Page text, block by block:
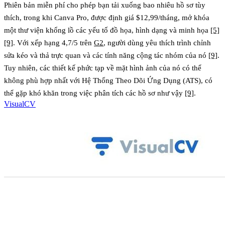
Phiên bản miễn phí cho phép bạn tải xuống bao nhiêu hồ sơ tùy
thích, trong khi Canva Pro, được định giá $12,99/tháng, mở khóa
một thư viện khổng lồ các yếu tố đồ họa, hình dạng và minh họa [5]
[9]. Với xếp hạng 4,7/5 trên G2, người dùng yêu thích trình chỉnh
sửa kéo và thả trực quan và các tính năng cộng tác nhóm của nó [9].
Tuy nhiên, các thiết kế phức tạp về mặt hình ảnh của nó có thể
không phù hợp nhất với Hệ Thống Theo Dõi Ứng Dụng (ATS), có
thể gặp khó khăn trong việc phân tích các hồ sơ như vậy [9].
VisualCV